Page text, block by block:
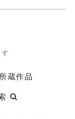
蔵作品